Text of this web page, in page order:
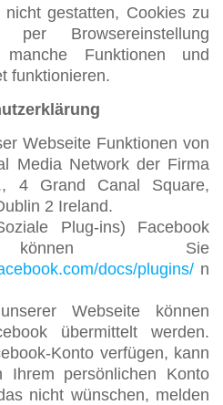
gestatten, Cookies zu
Browsereinstellung
Funktionen und
funktionieren.
Webseite Funktionen von
Media Network der Firma
4 Grand Canal Square,
2 Ireland.
Plug-ins) Facebook
können Sie
docs/plugins/ n
Webseite können
übermittelt werden.
Konto verfügen, kann
Ihrem persönlichen Konto
nicht wünschen, melden